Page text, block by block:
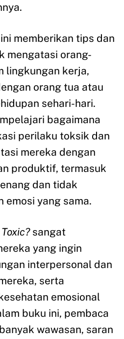
memberikan tips dan
mengatasi orang-
lingkungan kerja,
orang tua atau
sehari-hari.
bagaimana
perilaku toksik dan
mereka dengan
produktif, termasuk
dan tidak
emosi yang sama.
sangat
yang ingin
interpersonal dan
serta
emosional
buku ini, pembaca
wawasan, saran